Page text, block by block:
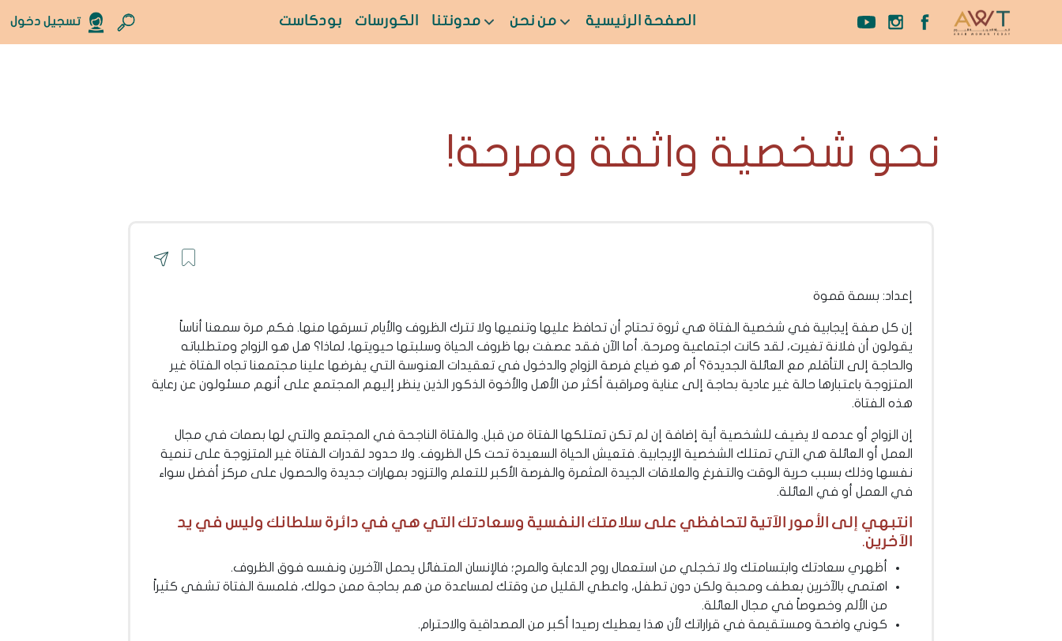
الصفحة الرئيسية من نحن مدونتنا الكورسات بودكاست تسجيل دخول
نحو شخصية واثقة ومرحة!
إعداد: بسمة قموة
إن كل صفة إيجابية في شخصية الفتاة هي ثروة تحتاج أن تحافظ عليها وتنميها ولا تترك الظروف والأيام تسرقها منها. فكم مرة سمعنا أناساً
يقولون أن فلانة تغيرت، لقد كانت اجتماعية ومرحة. أما الآن فقد عصفت بها ظروف الحياة وسلبتها حيويتها، لماذا؟ هل هو الزواج ومتطلباته
والحاجة إلى التأقلم مع العائلة الجديدة؟ أم هو ضياع فرصة الزواج والدخول في تعقيدات العنوسة التي يفرضها علينا مجتمعنا تجاه الفتاة غير
المتزوجة باعتبارها حالة غير عادية بحاجة إلى عناية ومراقبة أكثر من الأهل والأخوة الذكور الذين ينظر إليهم المجتمع على أنهم مسئولون عن رعاية
هذه الفتاة.
إن الزواج أو عدمه لا يضيف للشخصية أية إضافة إن لم تكن تمتلكها الفتاة من قبل. والفتاة الناجحة في المجتمع والتي لها بصمات في مجال
العمل أو العائلة هي التي تمتلك الشخصية الإيجابية. فتعيش الحياة السعيدة تحت كل الظروف. ولا حدود لقدرات الفتاة غير المتزوجة على تنمية
نفسها وذلك بسبب حرية الوقت والتفرغ والعلاقات الجيدة المثمرة والفرصة الأكبر للتعلم والتزود بمهارات جديدة والحصول على مركز أفضل سواء
في العمل أو في العائلة.
انتبهي إلى الأمور الآتية لتحافظي على سلامتك النفسية وسعادتك التي هي في دائرة سلطانك وليس في يد
الآخرين.
أظهري سعادتك وابتسامتك ولا تخجلي من استعمال روح الدعابة والمرح؛ فالإنسان المتفائل يحمل الآخرين ونفسه فوق الظروف.
اهتمي بالآخرين بعطف ومحبة ولكن دون تطفل، واعطي القليل من وقتك لمساعدة من هم بحاجة ممن حولك، فلمسة الفتاة تشفي كثيراً
من الألم وخصوصاً في مجال العائلة.
كوني واضحة ومستقيمة في قراراتك لأن هذا يعطيك رصيدا أكبر من المصداقية والاحترام.